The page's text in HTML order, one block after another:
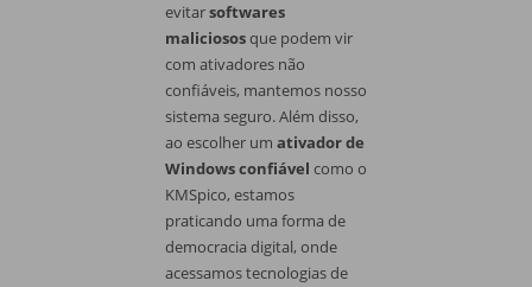
evitarsoftwares
maliciososque podem vir
com ativadores não
confiáveis, mantemos nosso
sistema seguro. Além disso,
ao escolher um ativador de
Windows confiável como o
KMSpico, estamos
praticando uma forma de
democracia digital, onde
acessamos tecnologias de